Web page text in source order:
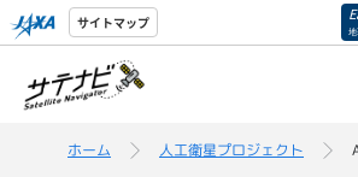
サイトマップ
ホーム 人工衛星プロジェクト